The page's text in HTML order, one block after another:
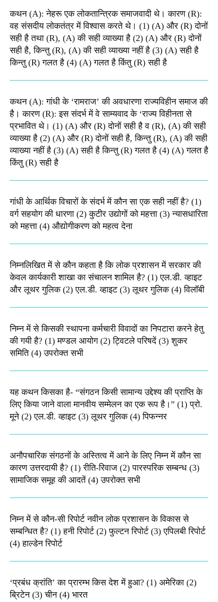
कथन (A): नेहरू एक लोकतान्त्रिक समाजवादी थे। कारण (R):
वह संसदीय लोकतंत्र में विश्वास करते थे। (1) (A) और (R) दोनों
सही है तथा (R), (A) की सही व्याख्या है (2) (A) और (R) दोनों
सही है, किन्तु (R), (A) की सही व्याख्या नहीं है (3) (A) सही है
किन्तु (R) गलत है (4) (A) गलत है किंतु (R) सही है
कथन (A): गांधी के ‘रामराज’ की अवधारणा राज्यविहीन समाज की
है। कारण (R): इस संदर्भ में वे साम्यवाद के ‘राज्य विहीनता से
प्रभावित थे। (1) (A) और (R) दोनों सही है व (R), (A) की सही
व्याख्या है (2) (A) और (R) दोनों सही है, किन्तु (R), (A) की सही
व्याख्या नहीं है (3) (A) सही है किन्तु (R) गलत है (4) (A) गलत है
किंतु (R) सही है
गांधी के आर्थिक विचारों के संदर्भ में कौन सा एक सही नहीं है? (1)
वर्ग सहयोग की धारणा (2) कुटीर उद्योगों को महत्ता (3) न्यासधारिता
को महत्ता (4) औद्योगीकरण को महत्व देना
निम्नलिखित में से कौन कहता है कि लोक प्रशासन में सरकार की
केवल कार्यकारी शाखा का संचालन शामिल है? (1) एल.डी. व्हाइट
और लूथर गुलिक (2) एल.डी. व्हाइट (3) लूथर गुलिक (4) विलॉबी
निम्न में से किसकी स्थापना कर्मचारी विवादों का निपटारा करने हेतु
की गयी है? (1) मण्डल आयोग (2) ट्विटले परिषदें (3) शुकर
समिति (4) उपरोक्त सभी
यह कथन किसका है- “संगठन किसी सामान्य उद्देश्य की प्राप्ति के
लिए किया जाने वाला मानवीय सम्मेलन का एक रूप है।” (1) प्रो.
मूने (2) एल.डी. व्हाइट (3) लूथर गुलिक (4) पिफन्नर
अनौपचारिक संगठनों के अस्तित्व में आने के लिए निम्न में कौन सा
कारण उत्तरदायी है? (1) रीति-रिवाज (2) पारस्परिक सम्बन्ध (3)
सामाजिक समूह की आदतें (4) उपरोक्त सभी
निम्न में से कौन-सी रिपोर्ट नवीन लोक प्रशासन के विकास से
सम्बन्धित है? (1) हनी रिपोर्ट (2) फुल्टन रिपोर्ट (3) एपिलबी रिपोर्ट
(4) हाल्डेन रिपोर्ट
‘प्रबंध क्रांति’ का प्रारम्भ किस देश में हुआ? (1) अमेरिका (2)
ब्रिटेन (3) चीन (4) भारत